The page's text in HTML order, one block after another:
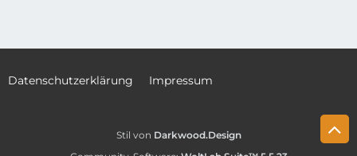
Datenschutzerklärung Impressum
Stil von Darkwood.Design